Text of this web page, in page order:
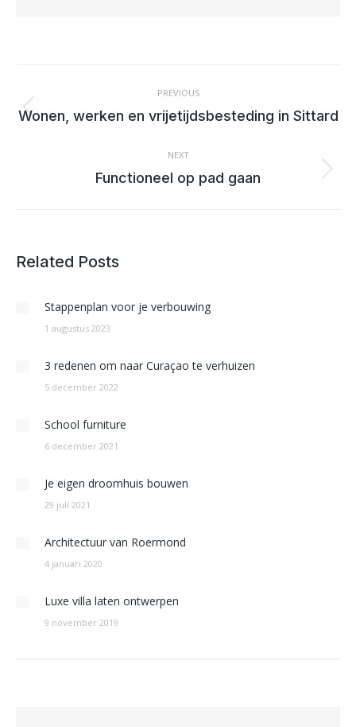
NAVIGATION
PREVIOUS
Previous
Wonen, werken en vrijetijdsbesteding in Sittard
NEXT
Next
Functioneel op pad gaan
Related Posts
Stappenplan voor je verbouwing
1 augustus 2023
3 redenen om naar Curaçao te verhuizen
5 december 2022
School furniture
6 december 2021
Je eigen droomhuis bouwen
29 juli 2021
Architectuur van Roermond
4 januari 2020
Luxe villa laten ontwerpen
9 november 2019